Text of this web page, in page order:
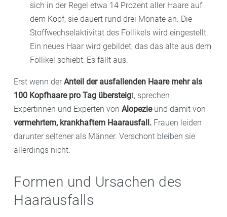
sich in der Regel etwa 14 Prozent aller Haare auf
dem Kopf, sie dauert rund drei Monate an. Die
Stoffwechselaktivität des Follikels wird eingestellt.
Ein neues Haar wird gebildet, das das alte aus dem
Follikel schiebt: Es fällt aus.
Erst wenn der Anteil der ausfallenden Haare mehr als
100 Kopfhaare pro Tag übersteigt, sprechen
Expertinnen und Experten von Alopezie und damit von
vermehrtem, krankhaftem Haarausfall. Frauen leiden
darunter seltener als Männer. Verschont bleiben sie
allerdings nicht.
Formen und Ursachen des
Haarausfalls